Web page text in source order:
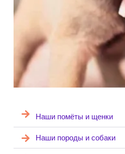
Наши помёты и щенки
Наши породы и собаки